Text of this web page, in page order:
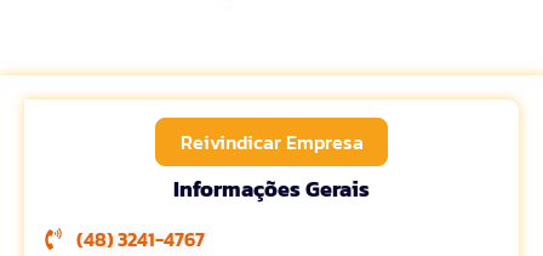
Reivindicar Empresa
Informações Gerais
(48) 3241-4767